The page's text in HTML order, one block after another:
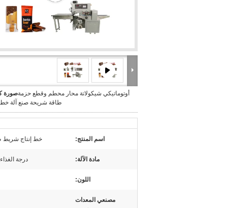
صورةأوتوماتيكي شيكولاتة محار محطم وقطع حزمة
طاقة شريحة صنع آلة خط
اسم المنتج: خط إنتاج شريط
مادة الآلة: درجة الغذاء 304 الفولاذ المقاوم للصدأ
اللون:
مصنعي المعدات